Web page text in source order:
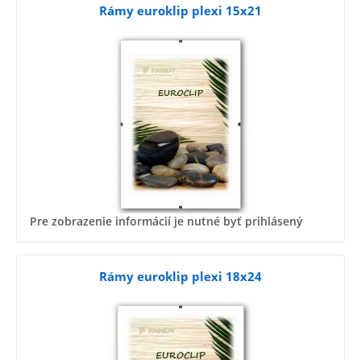
Rámy euroklip plexi 15x21
Pre zobrazenie informácií je nutné byť prihlásený
Rámy euroklip plexi 18x24